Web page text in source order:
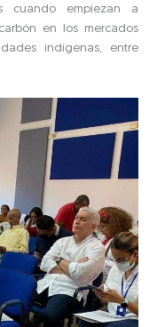
cuando empiezan a
en los mercados
indígenas, entre